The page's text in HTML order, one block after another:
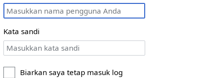
Kata sandi
Biarkan saya tetap masuk log